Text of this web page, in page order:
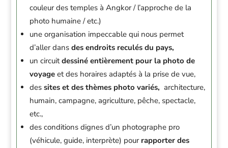
couleur des temples à Angkor / l’approche de la
photo humaine / etc.)
une organisation impeccable qui nous permet
d’aller dans des endroits reculés du pays,
un circuitdessiné entièrement pour la photo de
voyageet des horaires adaptés à la prise de vue,
dessites et des thèmes photo variés,architecture,
humain, campagne, agriculture, pêche, spectacle,
etc.,
des conditions dignes d’un photographe pro
(véhicule, guide, interprète) pour rapporter des